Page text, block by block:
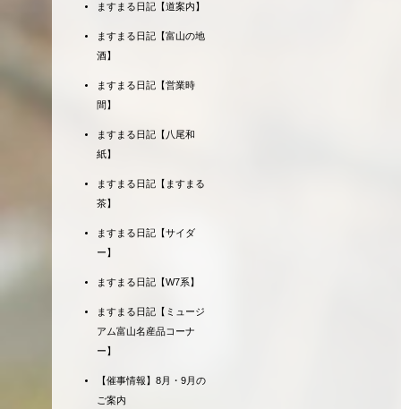
ますまる日記【道案内】
ますまる日記【富山の地
酒】
ますまる日記【営業時
間】
ますまる日記【八尾和
紙】
ますまる日記【ますまる
茶】
ますまる日記【サイダ
ー】
ますまる日記【W7系】
ますまる日記【ミュージ
アム富山名産品コーナ
ー】
【催事情報】8月・9月の
ご案内